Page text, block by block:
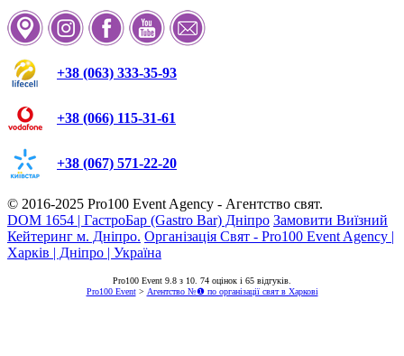
+38 (063) 333-35-93
+38 (066) 115-31-61
+38 (067) 571-22-20
© 2016-2025 Pro100 Event Agency - Агентство свят.
DOM 1654 | ГастроБар (Gastro Bar) Дніпро Замовити Виїзний
Кейтеринг м. Дніпро. Організація Свят - Pro100 Event Agency |
Харків | Дніпро | Україна
Pro100 Event 9.8 з 10 74 оцінок і 65 відгуків.
Pro100 Event> Агентство №❶ по організації свят в Харкові